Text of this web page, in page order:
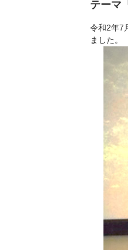
テーマ
令和2年7
ました。